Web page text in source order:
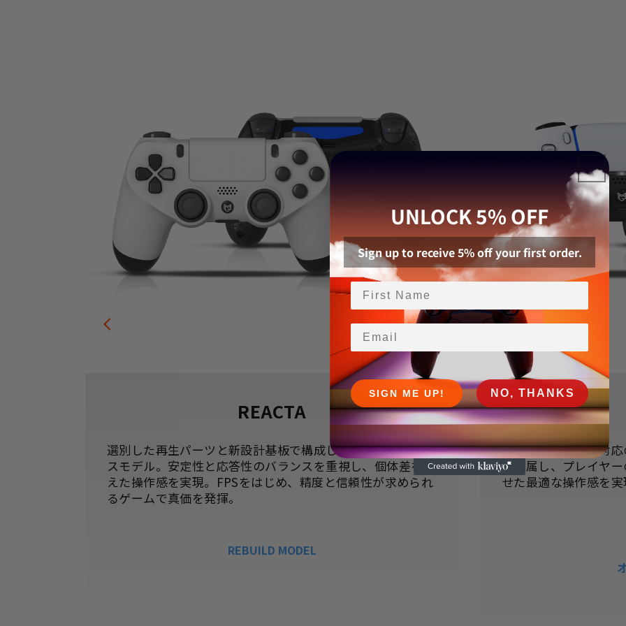
REACTA
選別した再生パーツと新設計基板で構成したREACTAのベー
スモデル。安定性と応答性のバランスを重視し、個体差を抑
えた操作感を実現。FPSをはじめ、精度と信頼性が求められ
るゲームで真価を発揮。
REBUILD MODEL
パドルとボタン両対
が付属し、プレイヤ
せた最適な操作感を
UNLOCK 5% OFF
Sign up to receive 5% off your first order.
Email
SIGN ME UP! NO, THANKS